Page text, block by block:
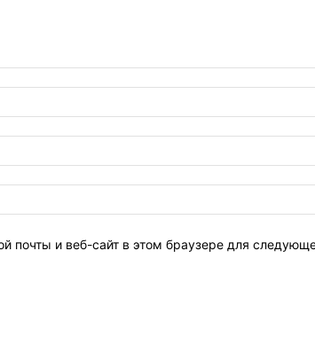
почты и веб-сайт в этом браузере для